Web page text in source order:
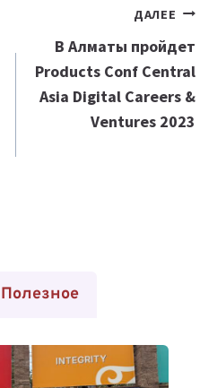
ДАЛЕЕ
В Алматы пройдет
Products Conf Central
Asia Digital Careers &
Ventures 2023
Полезное